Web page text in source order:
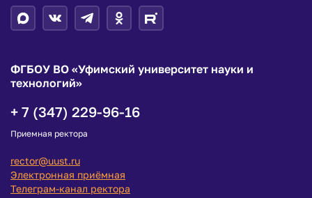
ФГБОУ ВО «Уфимский университет науки и
технологий»
+ 7 (347) 229-96-16
Приемная ректора
rector@uust.ru
Электронная приёмная
Телеграм-канал ректора